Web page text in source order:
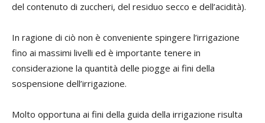
del contenuto di zuccheri, del residuo secco e dell’acidità).
In ragione di ciò non è conveniente spingere l’irrigazione
fino ai massimi livelli ed è importante tenere in
considerazione la quantità delle piogge ai fini della
sospensione dell’irrigazione.
Molto opportuna ai fini della guida della irrigazione risulta